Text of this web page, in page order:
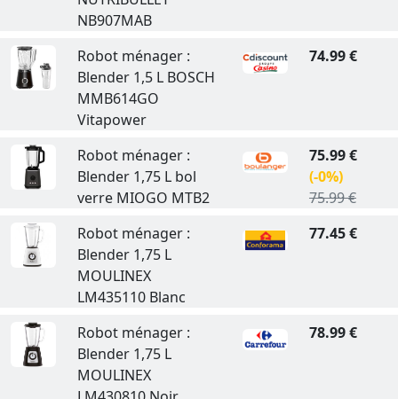
NB907MAB
Robot ménager :
Blender 1,5 L BOSCH
MMB614GO
Vitapower
74.99 €
Robot ménager :
Blender 1,75 L bol
verre MIOGO MTB2
75.99 €
(-0%)
75.99 €
Robot ménager :
Blender 1,75 L
MOULINEX
LM435110 Blanc
77.45 €
Robot ménager :
Blender 1,75 L
MOULINEX
78.99 €